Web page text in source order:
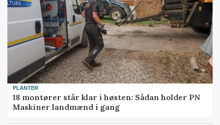
PLANTER
18 montører står klar i høsten: Sådan holder PN
Maskiner landmænd i gang